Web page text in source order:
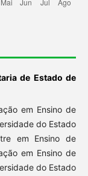
de Estado de
em Ensino de
do Estado
em Ensino de
em Ensino de
do Estado